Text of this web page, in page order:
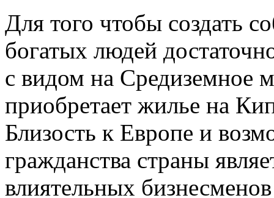
Для того чтобы создать
богатых людей
с видом на Средиземное
приобретает жилье на
Близость к Европе и
гражданства страны
влиятельных